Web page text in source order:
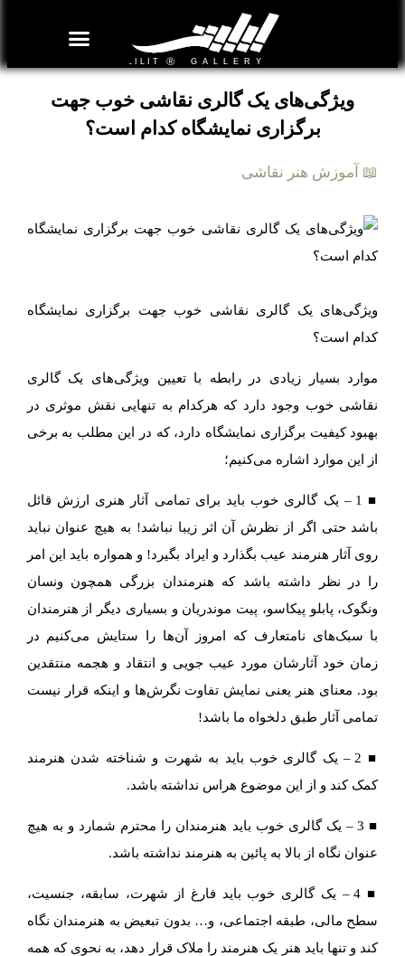
ویژگی‌های یک گالری نقاشی خوب جهت
برگزاری نمایشگاه کدام است؟
📖 آموزش هنر نقاشی
ویژگی‌های یک گالری نقاشی خوب جهت برگزاری نمایشگاه
کدام است؟
موارد بسیار زیادی در رابطه با تعیین ویژگی‌های یک گالری
نقاشی خوب وجود دارد که هرکدام به تنهایی نقش موثری در
بهبود کیفیت برگزاری نمایشگاه دارد، که در این مطلب به برخی
از این موارد اشاره می‌کنیم؛
■ 1 – یک گالری خوب باید برای تمامی آثار هنری ارزش قائل
باشد حتی اگر از نظرش آن اثر زیبا نباشد! به هیچ عنوان نباید
روی آثار هنرمند عیب بگذارد و ایراد بگیرد! و همواره باید این امر
را در نظر داشته باشد که هنرمندان بزرگی همچون ونسان
ونگوک، پابلو پیکاسو، پیت موندریان و بسیاری دیگر از هنرمندان
با سبک‌های نامتعارف که امروز آن‌ها را ستایش می‌کنیم در
زمان خود آثارشان مورد عیب جویی و انتقاد و هجمه منتقدین
بود. معنای هنر یعنی نمایش تفاوت نگرش‌ها و اینکه قرار نیست
تمامی آثار طبق دلخواه ما باشد!
■ 2 – یک گالری خوب باید به شهرت و شناخته شدن هنرمند
کمک کند و از این موضوع هراس نداشته باشد.
■ 3 – یک گالری خوب باید هنرمندان را محترم شمارد و به هیچ
عنوان نگاه از بالا به پائین به هنرمند نداشته باشد.
■ 4 – یک گالری خوب باید فارغ از شهرت، سابقه، جنسیت،
سطح مالی، طبقه اجتماعی، و… بدون تبعیض به هنرمندان نگاه
کند و تنها باید هنر یک هنرمند را ملاک قرار دهد، به نحوی که همه